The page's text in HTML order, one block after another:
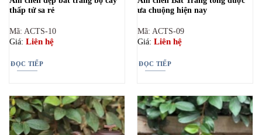
thấp tử sa rẻ
Mã: ACTS-10
Giá: Liên hệ
ĐỌC TIẾP
ưa chuộng hiện nay
Mã: ACTS-09
Giá: Liên hệ
ĐỌC TIẾP